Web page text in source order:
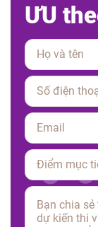
ƯU the
Please leave